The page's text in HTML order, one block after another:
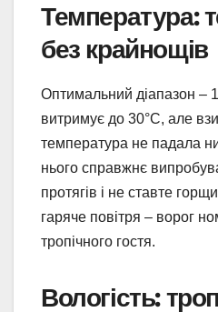
Температура:
без крайнощів
Оптимальний діапазон –
витримує до 30°C, але
температура не падала
нього справжнє
протягів і не ставте
гаряче повітря – ворог
тропічного гостя.
Вологість: